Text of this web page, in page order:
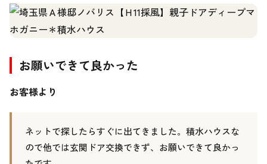
お願いできて良かった
お客様より
ネットで探したらすぐに出てきました。積水ハウスな
ので他では玄関ドア交換できず、お願いできて良かっ